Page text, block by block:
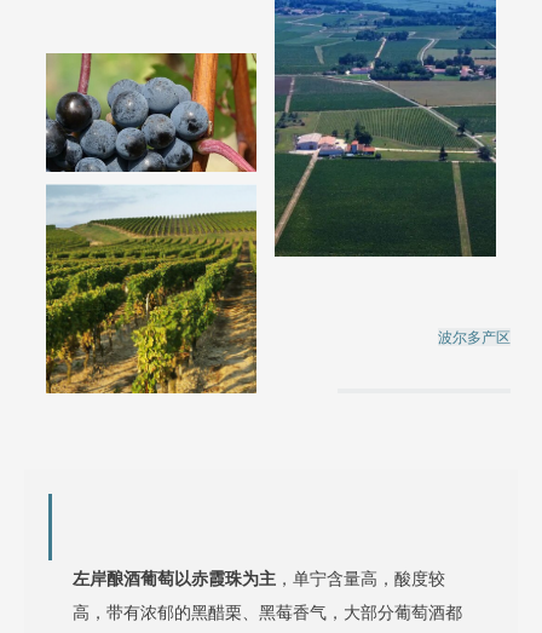
波尔多产区
左岸酿酒葡萄以赤霞珠为主 ，单宁含量高，酸度较
高，带有浓郁的黑醋栗、黑莓香气，大部分葡萄酒都